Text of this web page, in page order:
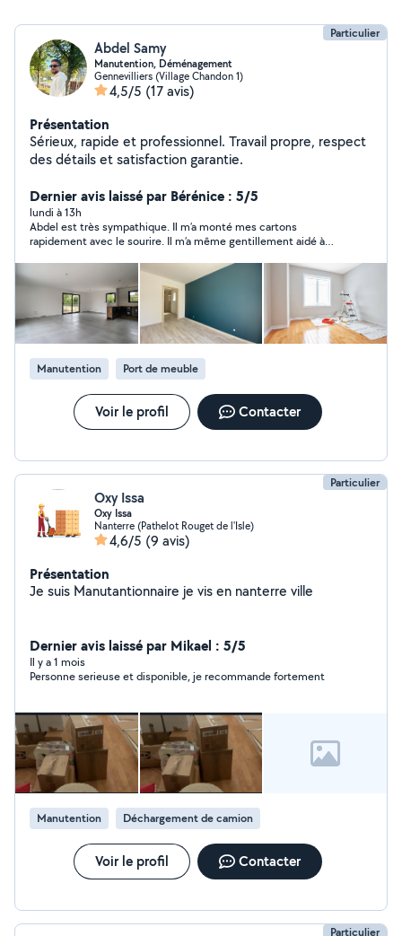
Particulier
Abdel Samy
Manutention, Déménagement
Gennevilliers (Village Chandon 1)
4,5/5 (17 avis)
Présentation
Sérieux, rapide et professionnel. Travail propre, respect
des détails et satisfaction garantie.
Dernier avis laissé par Bérénice : 5/5
lundi à 13h
Abdel est très sympathique. Il m’a monté mes cartons
rapidement avec le sourire. Il m’a même gentillement aidé à
Manutention Port de meuble
Voir le profil Contacter
Particulier
Oxy Issa
Oxy Issa
Nanterre (Pathelot Rouget de l'Isle)
4,6/5 (9 avis)
Présentation
Je suis Manutantionnaire je vis en nanterre ville
Dernier avis laissé par Mikael : 5/5
Il y a 1 mois
Personne serieuse et disponible, je recommande fortement
Manutention Déchargement de camion
Voir le profil Contacter
Particulier